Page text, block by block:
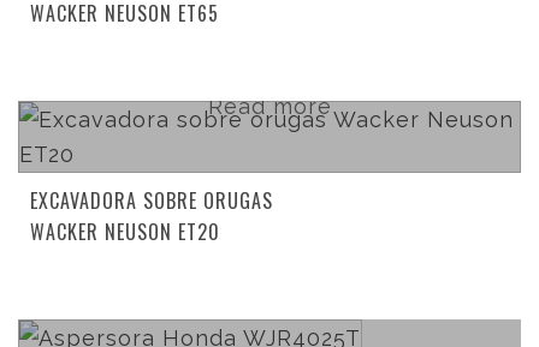
WACKER NEUSON ET65
Read more
EXCAVADORA SOBRE ORUGAS
WACKER NEUSON ET20